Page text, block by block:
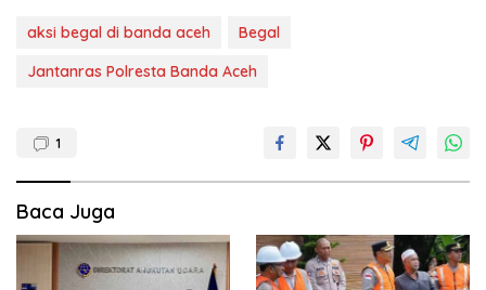
aksi begal di banda aceh
Begal
Jantanras Polresta Banda Aceh
1
Baca Juga